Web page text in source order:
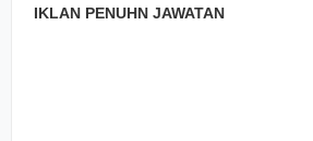
IKLAN PENUHN JAWATAN